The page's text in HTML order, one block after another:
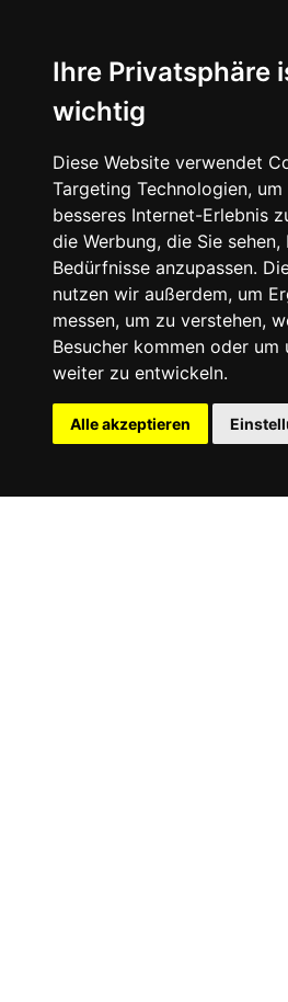
Ihre Privatsphäre
wichtig
Diese Website verwendet
Targeting Technologien, um
besseres Internet-Erlebnis
die Werbung, die Sie sehen,
Bedürfnisse anzupassen.
nutzen wir außerdem, um
messen, um zu verstehen,
Besucher kommen oder um
weiter zu entwickeln.
Alle akzeptieren
Europa
Afrika
Asien
Nordamerika
Südamerika
Ozeanien
Reisetipps
Themenreisen